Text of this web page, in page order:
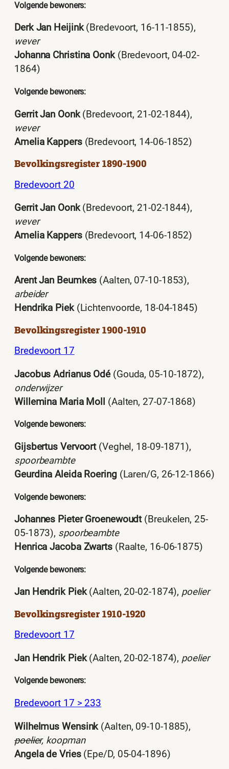
Volgende bewoners:
Derk Jan Heijink(Bredevoort, 16-11-1855),
wever
Johanna Christina Oonk(Bredevoort, 04-02-
1864)
Volgende bewoners:
Gerrit Jan Oonk(Bredevoort, 21-02-1844),
wever
Amelia Kappers(Bredevoort, 14-06-1852)
Bevolkingsregister 1890-1900
Bredevoort 20
Gerrit Jan Oonk(Bredevoort, 21-02-1844),
wever
Amelia Kappers(Bredevoort, 14-06-1852)
Volgende bewoners:
Arent Jan Beumkes (Aalten, 07-10-1853),
arbeider
Hendrika Piek(Lichtenvoorde, 18-04-1845)
Bevolkingsregister 1900-1910
Bredevoort 17
Jacobus Adrianus Odé(Gouda, 05-10-1872),
onderwijzer
Willemina Maria Moll
(Aalten, 27-07-1868)
Volgende bewoners:
Gijsbertus Vervoort(Veghel, 18-09-1871),
spoorbeambte
Geurdina Aleida Roering(Laren/G, 26-12-1866)
Volgende bewoners:
Johannes Pieter Groenewoudt(Breukelen, 25-
05-1873), spoorbeambte
Henrica Jacoba Zwarts(Raalte, 16-06-1875)
Volgende bewoners:
Jan Hendrik Piek(Aalten, 20-02-1874), poelier
Bevolkingsregister 1910-1920
Bredevoort 17
Jan Hendrik Piek(Aalten, 20-02-1874), poelier
Volgende bewoners:
Bredevoort 17 > 233
Wilhelmus Wensink(Aalten, 09-10-1885),
poelier, koopman
Angela de Vries(Epe/D, 05-04-1896)